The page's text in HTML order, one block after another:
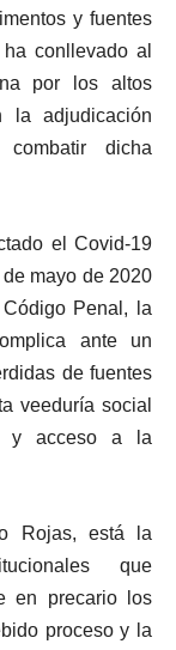
y fuentes
conllevado al
por los altos
la adjudicación
dicha
el Covid-19
mayo de 2020
Penal, la
ante un
de fuentes
veeduría social
y acceso a la
Rojas, está la
que
en precario los
proceso y la